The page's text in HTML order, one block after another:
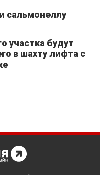
сальмонеллу
участка будут
в шахту лифта с